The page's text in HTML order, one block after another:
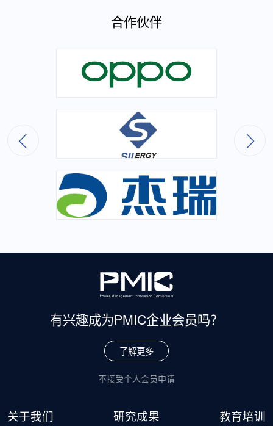
合作伙伴
有兴趣成为PMIC企业会员吗？
了解更多
不接受个人会员申请
关于我们 研究成果 教育培训